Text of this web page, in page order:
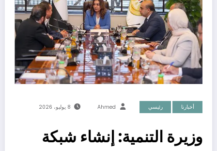
أخبارنا رئيسي Ahmed 8 يوليو، 2026
وزيرة التنمية: إنشاء شبكة